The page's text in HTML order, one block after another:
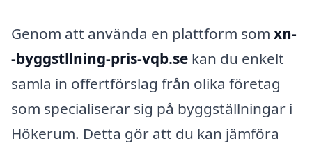
Genom att använda en plattform som xn-
-byggstllning-pris-vqb.se kan du enkelt
samla in offertförslag från olika företag
som specialiserar sig på byggställningar i
Hökerum. Detta gör att du kan jämföra